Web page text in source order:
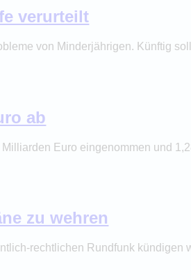
verurteilt
von Minderjährigen. Künftig
ab
Euro eingenommen und
zu wehren
rechtlichen Rundfunk kündigen